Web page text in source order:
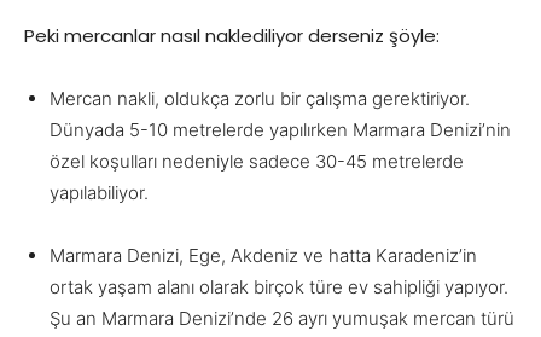
Peki mercanlar nasıl naklediliyor derseniz şöyle:
Mercan nakli, oldukça zorlu bir çalışma gerektiriyor.
Dünyada 5-10 metrelerde yapılırken Marmara Denizi’nin
özel koşulları nedeniyle sadece 30-45 metrelerde
yapılabiliyor.
Marmara Denizi, Ege, Akdeniz ve hatta Karadeniz’in
ortak yaşam alanı olarak birçok türe ev sahipliği yapıyor.
Şu an Marmara Denizi’nde 26 ayrı yumuşak mercan türü